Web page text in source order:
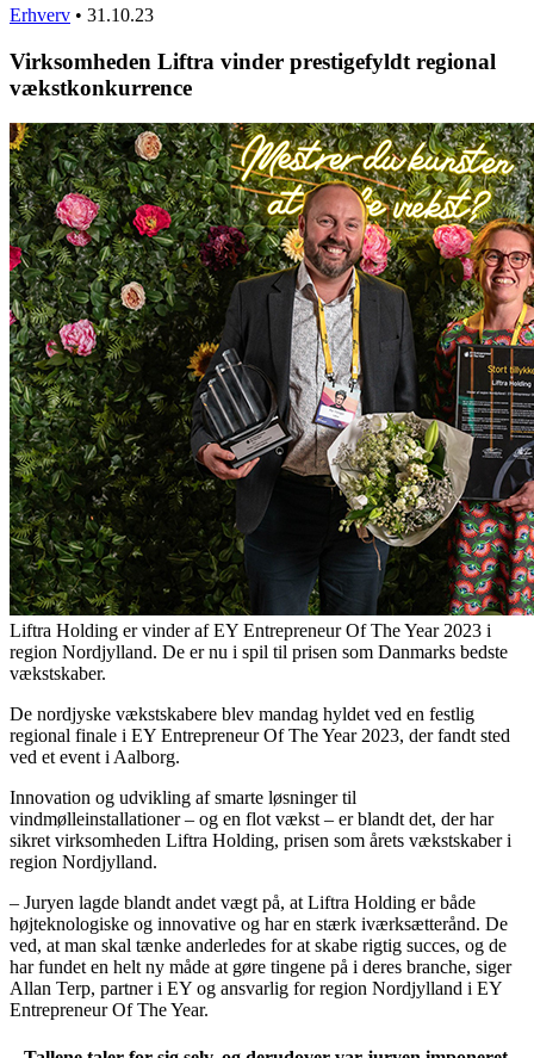
Erhverv • 31.10.23
Virksomheden Liftra vinder prestigefyldt regional
vækstkonkurrence
Liftra Holding er vinder af EY Entrepreneur Of The Year 2023 i
region Nordjylland. De er nu i spil til prisen som Danmarks bedste
vækstskaber.
De nordjyske vækstskabere blev mandag hyldet ved en festlig
regional finale i EY Entrepreneur Of The Year 2023, der fandt sted
ved et event i Aalborg.
Innovation og udvikling af smarte løsninger til
vindmølleinstallationer – og en flot vækst – er blandt det, der har
sikret virksomheden Liftra Holding, prisen som årets vækstskaber i
region Nordjylland.
– Juryen lagde blandt andet vægt på, at Liftra Holding er både
højteknologiske og innovative og har en stærk iværksætterånd. De
ved, at man skal tænke anderledes for at skabe rigtig succes, og de
har fundet en helt ny måde at gøre tingene på i deres branche, siger
Allan Terp, partner i EY og ansvarlig for region Nordjylland i EY
Entrepreneur Of The Year.